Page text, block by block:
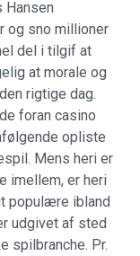
Hansen
og sno millioner
del i tilgif at
at morale og
rigtige dag.
foran casino
opliste
Mens heri er
imellem, er heri
populære ibland
udgivet af sted
spilbranche. Pr.